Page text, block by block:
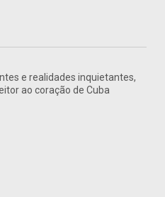
e realidades inquietantes,
ao coração de Cuba